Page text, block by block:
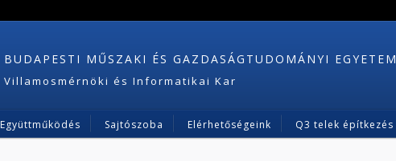
BUDAPESTI MŰSZAKI ÉS GAZDASÁGTUDOMÁNYI EGYETEM
Villamosmérnöki és Informatikai Kar
Együttműködés Sajtószoba Elérhetőségeink Q3 telek építkezés